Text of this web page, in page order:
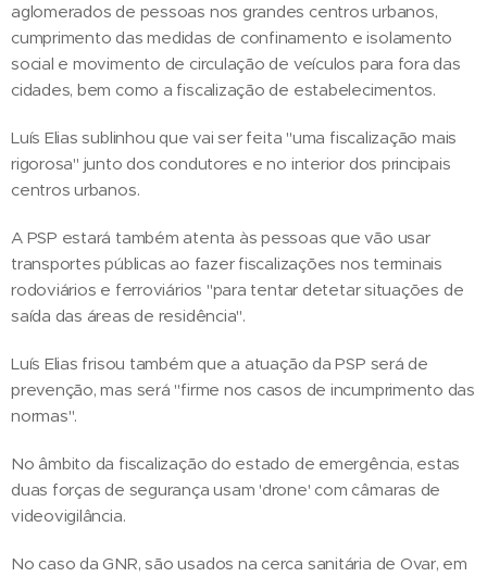
aglomerados de pessoas nos grandes centros urbanos,
cumprimento das medidas de confinamento e isolamento
social e movimento de circulação de veículos para fora das
cidades, bem como a fiscalização de estabelecimentos.
Luís Elias sublinhou que vai ser feita "uma fiscalização mais
rigorosa" junto dos condutores e no interior dos principais
centros urbanos.
A PSP estará também atenta às pessoas que vão usar
transportes públicas ao fazer fiscalizações nos terminais
rodoviários e ferroviários "para tentar detetar situações de
saída das áreas de residência".
Luís Elias frisou também que a atuação da PSP será de
prevenção, mas será "firme nos casos de incumprimento das
normas".
No âmbito da fiscalização do estado de emergência, estas
duas forças de segurança usam 'drone' com câmaras de
videovigilância.
No caso da GNR, são usados na cerca sanitária de Ovar, em